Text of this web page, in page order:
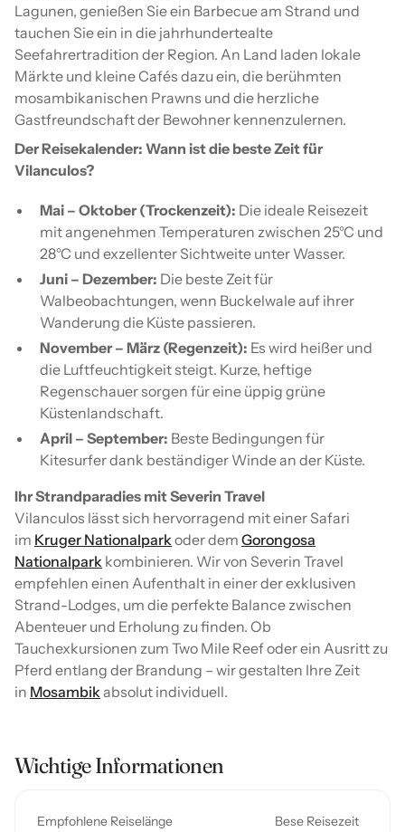
Lagunen, genießen Sie ein Barbecue am Strand und
tauchen Sie ein in die jahrhundertealte
Seefahrertradition der Region. An Land laden lokale
Märkte und kleine Cafés dazu ein, die berühmten
mosambikanischen Prawns und die herzliche
Gastfreundschaft der Bewohner kennenzulernen.
Der Reisekalender: Wann ist die beste Zeit für
Vilanculos?
Mai – Oktober (Trockenzeit): Die ideale Reisezeit
mit angenehmen Temperaturen zwischen 25°C und
28°C und exzellenter Sichtweite unter Wasser.
Juni – Dezember: Die beste Zeit für
Walbeobachtungen, wenn Buckelwale auf ihrer
Wanderung die Küste passieren.
November – März (Regenzeit): Es wird heißer und
die Luftfeuchtigkeit steigt. Kurze, heftige
Regenschauer sorgen für eine üppig grüne
Küstenlandschaft.
April – September: Beste Bedingungen für
Kitesurfer dank beständiger Winde an der Küste.
Ihr Strandparadies mit Severin Travel
Vilanculos lässt sich hervorragend mit einer Safari
im Kruger Nationalparkoder dem Gorongosa
Nationalpark kombinieren. Wir von Severin Travel
empfehlen einen Aufenthalt in einer der exklusiven
Strand-Lodges, um die perfekte Balance zwischen
Abenteuer und Erholung zu finden. Ob
Tauchexkursionen zum Two Mile Reef oder ein Ausritt zu
Pferd entlang der Brandung – wir gestalten Ihre Zeit
in Mosambikabsolut individuell.
Wichtige Informationen
Empfohlene Reiselänge Bese Reisezeit